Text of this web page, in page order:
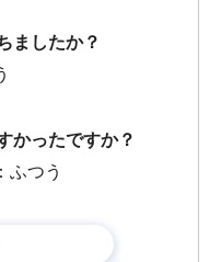
ましたか？
かったですか？
ふつう